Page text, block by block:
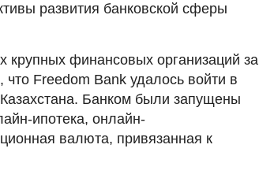
развития банковской сферы
крупных финансовых организаций за
что Freedom Bank удалось войти в
Банком были запущены
ипотека, онлайн-
валюта, привязанная к